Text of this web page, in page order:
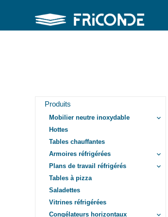
Produits
Mobilier neutre inoxydable keyboard_arrow_down
Hottes
Tables chauffantes
Armoires réfrigérées
keyboard_arrow_down
Plans de travail réfrigérés keyboard_arrow_down
Tables à pizza
Saladettes
Vitrines réfrigérées
Congélateurs horizontaux
keyboard_arrow_down